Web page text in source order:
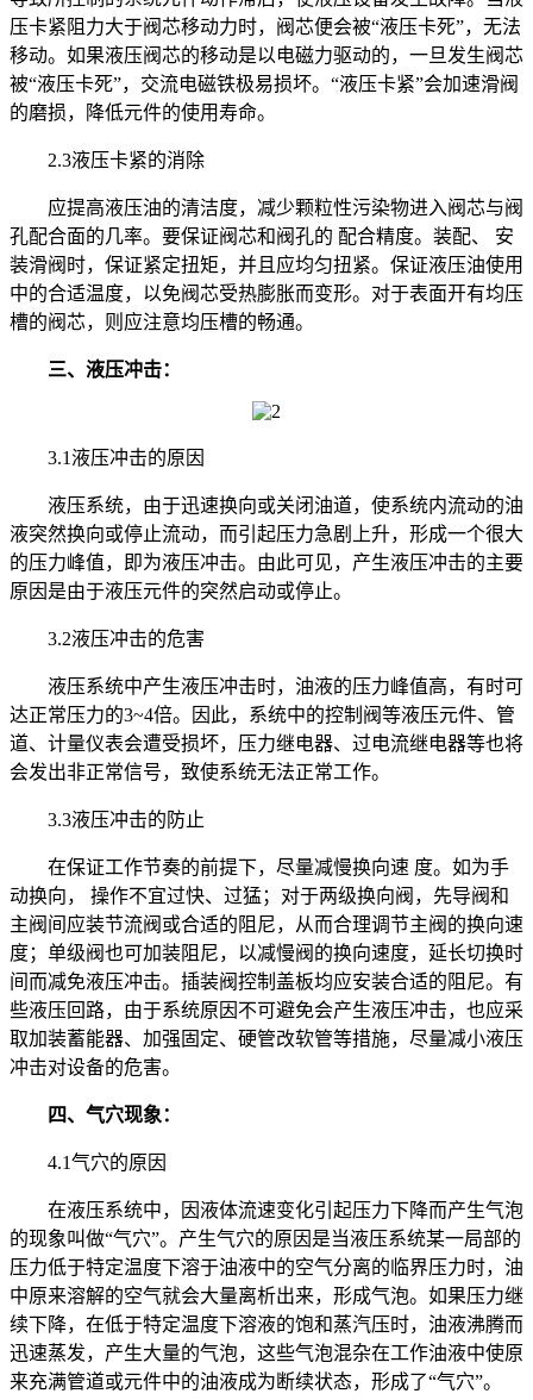
压卡紧阻力大于阀芯移动力时，阀芯便会被“液压卡死”，无法
移动。如果液压阀芯的移动是以电磁力驱动的，一旦发生阀芯
被“液压卡死”，交流电磁铁极易损坏。“液压卡紧”会加速滑阀
的磨损，降低元件的使用寿命。
2.3液压卡紧的消除
应提高液压油的清洁度，减少颗粒性污染物进入阀芯与阀
孔配合面的几率。要保证阀芯和阀孔的 配合精度。装配、 安
装滑阀时，保证紧定扭矩，并且应均匀扭紧。保证液压油使用
中的合适温度，以免阀芯受热膨胀而变形。对于表面开有均压
槽的阀芯，则应注意均压槽的畅通。
三、液压冲击：
3.1液压冲击的原因
液压系统，由于迅速换向或关闭油道，使系统内流动的油
液突然换向或停止流动，而引起压力急剧上升，形成一个很大
的压力峰值，即为液压冲击。由此可见，产生液压冲击的主要
原因是由于液压元件的突然启动或停止。
3.2液压冲击的危害
液压系统中产生液压冲击时，油液的压力峰值高，有时可
达正常压力的3~4倍。因此，系统中的控制阀等液压元件、管
道、计量仪表会遭受损坏，压力继电器、过电流继电器等也将
会发出非正常信号，致使系统无法正常工作。
3.3液压冲击的防止
在保证工作节奏的前提下，尽量减慢换向速 度。如为手
动换向， 操作不宜过快、过猛；对于两级换向阀，先导阀和
主阀间应装节流阀或合适的阻尼，从而合理调节主阀的换向速
度；单级阀也可加装阻尼，以减慢阀的换向速度，延长切换时
间而减免液压冲击。插装阀控制盖板均应安装合适的阻尼。有
些液压回路，由于系统原因不可避免会产生液压冲击，也应采
取加装蓄能器、加强固定、硬管改软管等措施，尽量减小液压
冲击对设备的危害。
四、气穴现象：
4.1气穴的原因
在液压系统中，因液体流速变化引起压力下降而产生气泡
的现象叫做“气穴”。产生气穴的原因是当液压系统某一局部的
压力低于特定温度下溶于油液中的空气分离的临界压力时，油
中原来溶解的空气就会大量离析出来，形成气泡。如果压力继
续下降，在低于特定温度下溶液的饱和蒸汽压时，油液沸腾而
迅速蒸发，产生大量的气泡，这些气泡混杂在工作油液中使原
来充满管道或元件中的油液成为断续状态，形成了“气穴”。